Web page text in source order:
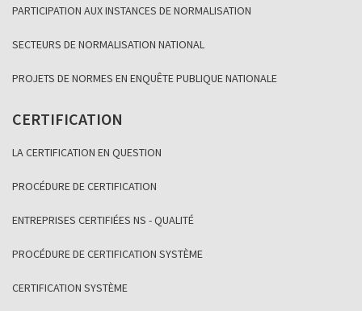
PARTICIPATION AUX INSTANCES DE NORMALISATION
SECTEURS DE NORMALISATION NATIONAL
PROJETS DE NORMES EN ENQUÊTE PUBLIQUE NATIONALE
CERTIFICATION
LA CERTIFICATION EN QUESTION
PROCÉDURE DE CERTIFICATION
ENTREPRISES CERTIFIÉES NS - QUALITÉ
PROCÉDURE DE CERTIFICATION SYSTÈME
CERTIFICATION SYSTÈME